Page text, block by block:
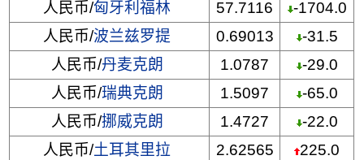
人民币/匈牙利福林 57.7116
-1704.0
人民币/波兰兹罗提 0.69013
-31.5
人民币/丹麦克朗 1.0787
-29.0
人民币/瑞典克朗 1.5097
-65.0
人民币/挪威克朗 1.4727
-22.0
人民币/土耳其里拉 2.62565
225.0